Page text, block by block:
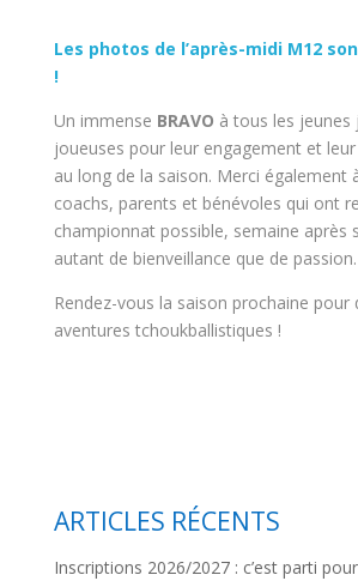
Les photos de l’après-midi M12
!
Un immense BRAVO à tous les jeunes
joueuses pour leur engagement et
au long de la saison. Merci également
coachs, parents et bénévoles qui ont
championnat possible, semaine après
autant de bienveillance que de passion.
Rendez-vous la saison prochaine pour
aventures tchoukballistiques !
ARTICLES RÉCENTS
Inscriptions 2026/2027 : c’est parti